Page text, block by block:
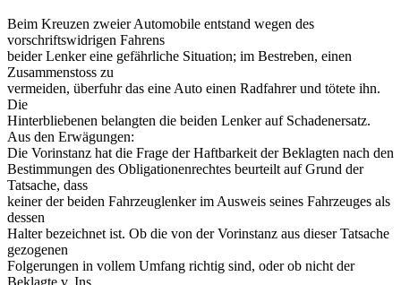
Beim Kreuzen zweier Automobile entstand wegen des
vorschriftswidrigen Fahrens
beider Lenker eine gefährliche Situation; im Bestreben, einen
Zusammenstoss zu
vermeiden, überfuhr das eine Auto einen Radfahrer und tötete ihn.
Die
Hinterbliebenen belangten die beiden Lenker auf Schadenersatz.
Aus den Erwägungen:
Die Vorinstanz hat die Frage der Haftbarkeit der Beklagten nach den
Bestimmungen des Obligationenrechtes beurteilt auf Grund der
Tatsache, dass
keiner der beiden Fahrzeuglenker im Ausweis seines Fahrzeuges als
dessen
Halter bezeichnet ist. Ob die von der Vorinstanz aus dieser Tatsache
gezogenen
Folgerungen in vollem Umfang richtig sind, oder ob nicht der
Beklagte v. Ins